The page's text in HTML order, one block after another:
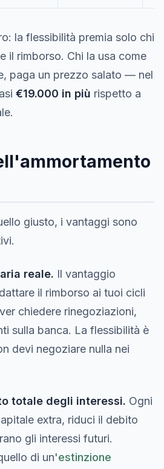
la flessibilità premia solo chi
il rimborso. Chi la usa come
paga un prezzo salato — nel
€19.000 in più rispetto a
giusto, i vantaggi sono
reale. Il vantaggio
il rimborso ai tuoi cicli
chiedere rinegoziazioni,
sulla banca. La flessibilità è
devi negoziare nulla nei
totale degli interessi. Ogni
extra, riduci il debito
gli interessi futuri.
di un'estinzione